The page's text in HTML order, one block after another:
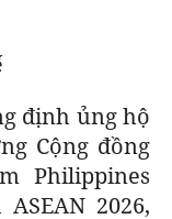
định ủng hộ
Cộng đồng
Philippines
2026,